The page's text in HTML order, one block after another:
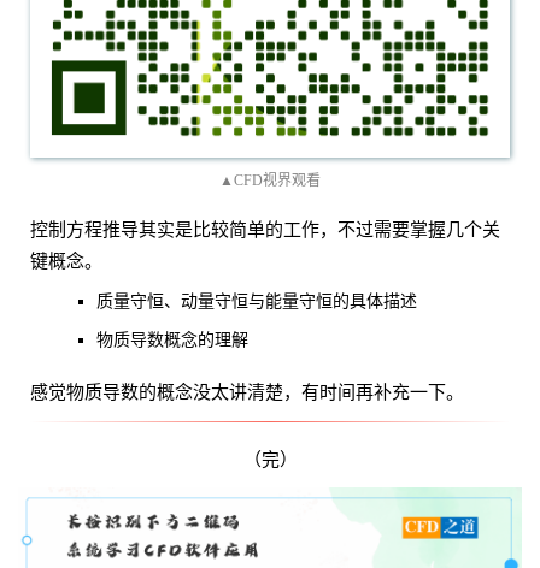
▲CFD视界观看
控制方程推导其实是比较简单的工作，不过需要掌握几个关
键概念。
质量守恒、动量守恒与能量守恒的具体描述
物质导数概念的理解
感觉物质导数的概念没太讲清楚，有时间再补充一下。
（完）